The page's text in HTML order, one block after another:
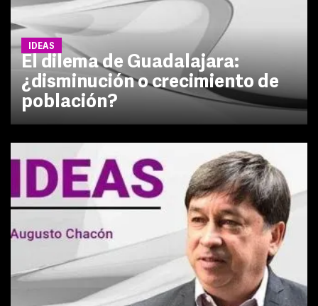
IDEAS
El dilema de Guadalajara:
¿disminución o crecimiento de
población?